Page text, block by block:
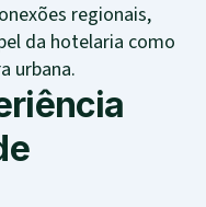
regionais,
da hotelaria como
urbana.